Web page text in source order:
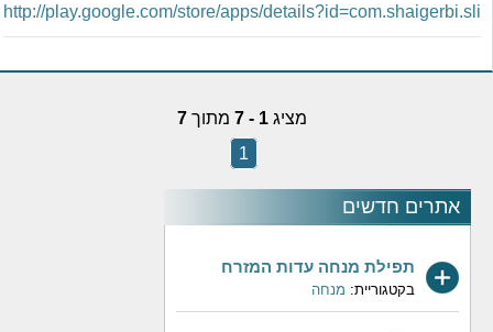
אתרים חדשים
תפילת מנחה עדות המזרח
בקטגוריית:מנחה
http://play.google.com/store/apps/details?id=com.shaigerbi.sli
מציג1 - 7 מתוך7